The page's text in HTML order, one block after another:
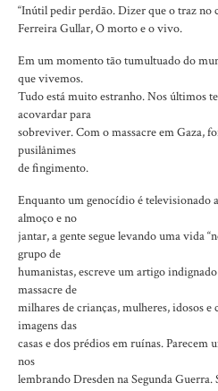
“Inútil pedir perdão. Dizer que o traz no
Ferreira Gullar, O morto e o vivo.
Em um momento tão tumultuado do
que vivemos.
Tudo está muito estranho. Nos últimos
acovardar para
sobreviver. Com o massacre em Gaza,
pusilânimes
de fingimento.
Enquanto um genocídio é televisionado
almoço e no
jantar, a gente segue levando uma vida
grupo de
humanistas, escreve um artigo
massacre de
milhares de crianças, mulheres, idosos
imagens das
casas e dos prédios em ruínas.
nos
lembrando Dresden na Segunda